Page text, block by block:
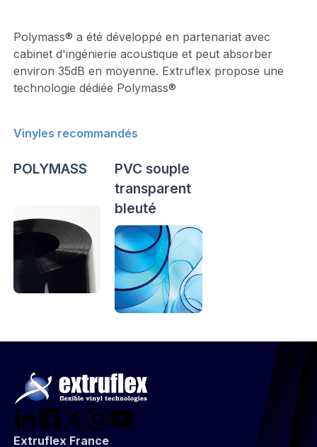
Polymass® a été développé en partenariat avec
cabinet d'ingénierie acoustique et peut absorber
environ 35dB en moyenne. Extruflex propose une
technologie dédiée Polymass®
Vinyles recommandés
POLYMASS
PVC souple
transparent
bleuté
Extruflex France